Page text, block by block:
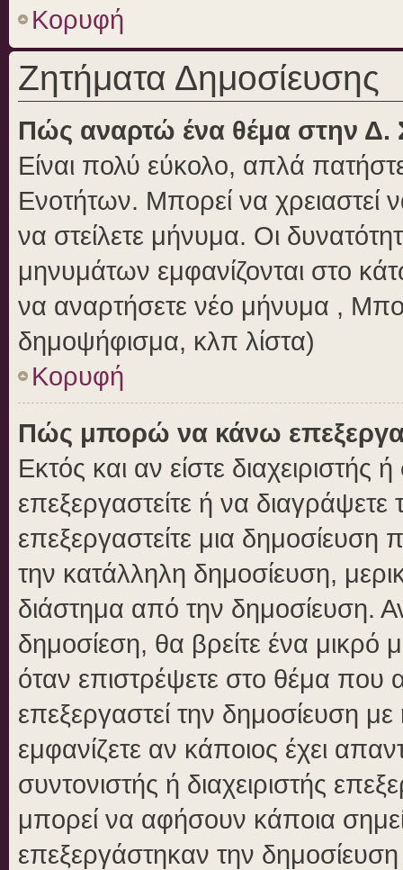
Κορυφή
Ζητήματα Δημοσίευσης
Πώς αναρτώ ένα θέμα στην Δ.
Είναι πολύ εύκολο, απλά
Ενοτήτων. Μπορεί να χρειαστεί
να στείλετε μήνυμα. Οι
μηνυμάτων εμφανίζονται στο
να αναρτήσετε νέο μήνυμα ,
δημοψήφισμα, κλπ λίστα)
Κορυφή
Πώς μπορώ να κάνω
Εκτός και αν είστε διαχειριστής
επεξεργαστείτε ή να
επεξεργαστείτε μια δημοσίευση
την κατάλληλη δημοσίευση,
διάστημα από την δημοσίευση.
δημοσίεση, θα βρείτε ένα
όταν επιστρέψετε στο θέμα που
επεξεργαστεί την δημοσίευση
εμφανίζετε αν κάποιος έχει
συντονιστής ή διαχειριστής
μπορεί να αφήσουν κάποια
επεξεργάστηκαν την